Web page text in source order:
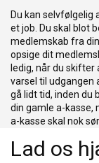
Du kan selvfølgelig
et job. Du skal blot
medlemskab fra
opsige dit
ledig, når du skifter
varsel til udgangen
gå lidt tid, inden du
din gamle a-kasse,
a-kasse skal nok
Lad os